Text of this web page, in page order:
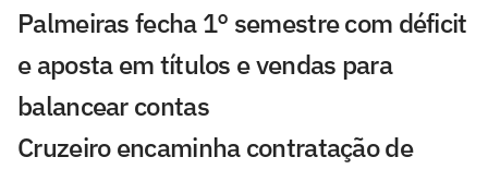
Palmeiras fecha 1° semestre com déficit
e aposta em títulos e vendas para
balancear contas
Cruzeiro encaminha contratação de